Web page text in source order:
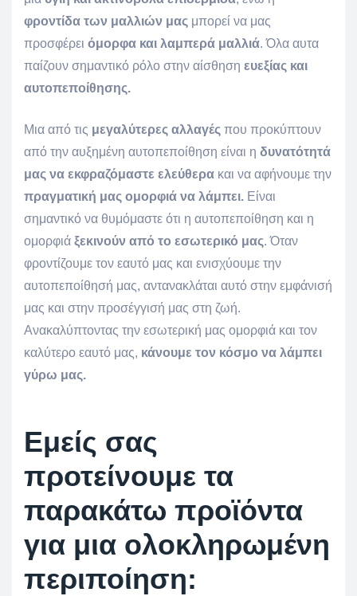
φροντίδα των μαλλιών μας μπορεί να μας
προσφέρει όμορφα και λαμπερά μαλλιά. Όλα αυτα
παίζουν σημαντικό ρόλο στην αίσθηση ευεξίας και
αυτοπεποίθησης.
Μια από τις μεγαλύτερες αλλαγές που προκύπτουν
από την αυξημένη αυτοπεποίθηση είναι η δυνατότητά
μας να εκφραζόμαστε ελεύθερα και να αφήνουμε την
πραγματική μας ομορφιά να λάμπει. Είναι
σημαντικό να θυμόμαστε ότι η αυτοπεποίθηση και η
ομορφιά ξεκινούν από το εσωτερικό μας. Όταν
φροντίζουμε τον εαυτό μας και ενισχύουμε την
αυτοπεποίθησή μας, αντανακλάται αυτό στην εμφάνισή
μας και στην προσέγγισή μας στη ζωή.
Ανακαλύπτοντας την εσωτερική μας ομορφιά και τον
καλύτερο εαυτό μας, κάνουμε τον κόσμο να λάμπει
γύρω μας.
Εμείς σας
προτείνουμε τα
παρακάτω προϊόντα
για μια ολοκληρωμένη
περιποίηση: